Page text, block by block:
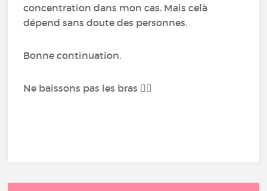
concentration dans mon cas. Mais celà
dépend sans doute des personnes.
Bonne continuation.
Ne baissons pas les bras 👍🏻